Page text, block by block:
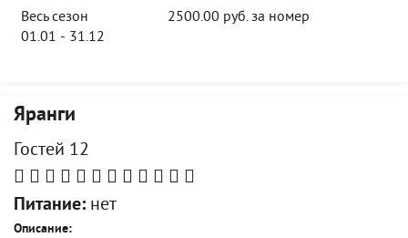
Весь сезон
01.01 - 31.12
2500.00 руб. за номер
Яранги
Гостей 12
Питание: нет
Описание: